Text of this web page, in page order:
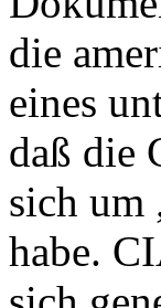
die
eines
daß die
sich um
habe.